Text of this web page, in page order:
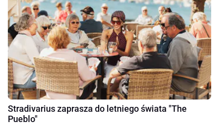
Stradivarius zaprasza do letniego świata "The
Pueblo"